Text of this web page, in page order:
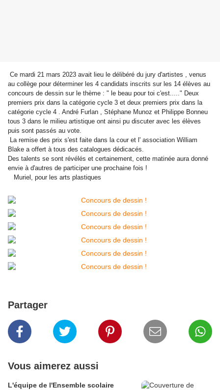
Ce mardi 21 mars 2023 avait lieu le délibéré du jury d'artistes , venus
au collège pour déterminer les 4 candidats inscrits sur les 14 élèves au
concours de dessin sur le thème : " le beau pour toi c'est....." Deux
premiers prix dans la catégorie cycle 3 et deux premiers prix dans la
catégorie cycle 4 . André Furlan , Stéphane Munoz et Philippe Bonneu
tous 3 dans le milieu artistique ont ainsi pu discuter avec les élèves
puis sont passés au vote.
La remise des prix s'est faite dans la cour et l' association William
Blake a offert à tous des catalogues dédicacés.
Des talents se sont révélés et certainement, cette matinée aura donné
envie à d'autres de participer une prochaine fois !
Muriel, pour les arts plastiques
Partager
Vous aimerez aussi
L'équipe de l'Ensemble scolaire